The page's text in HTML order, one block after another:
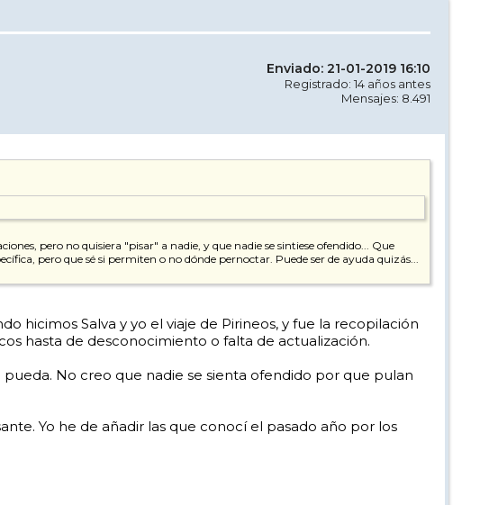
Enviado: 21-01-2019 16:10
Registrado: 14 años antes
Mensajes: 8.491
pero no quisiera "pisar" a nadie, y que nadie se sintiese ofendido... Que
pero que sé si permiten o no dónde pernoctar. Puede ser de ayuda quizás...
hicimos Salva y yo el viaje de Pirineos, y fue la recopilación
hasta de desconocimiento o falta de actualización.
No creo que nadie se sienta ofendido por que pulan
Yo he de añadir las que conocí el pasado año por los